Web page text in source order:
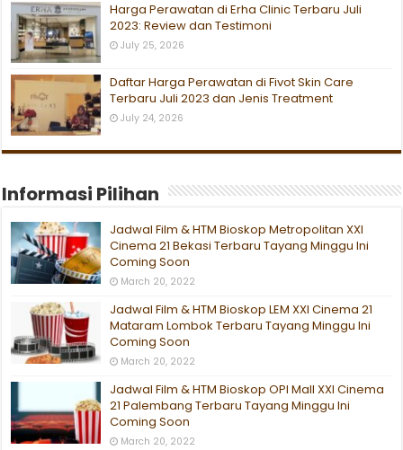
Harga Perawatan di Erha Clinic Terbaru Juli
2023: Review dan Testimoni
July 25, 2026
Daftar Harga Perawatan di Fivot Skin Care
Terbaru Juli 2023 dan Jenis Treatment
July 24, 2026
Informasi Pilihan
Jadwal Film & HTM Bioskop Metropolitan XXI
Cinema 21 Bekasi Terbaru Tayang Minggu Ini
Coming Soon
March 20, 2022
Jadwal Film & HTM Bioskop LEM XXI Cinema 21
Mataram Lombok Terbaru Tayang Minggu Ini
Coming Soon
March 20, 2022
Jadwal Film & HTM Bioskop OPI Mall XXI Cinema
21 Palembang Terbaru Tayang Minggu Ini
Coming Soon
March 20, 2022